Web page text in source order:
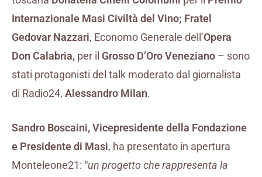
Internazionale Masi Civiltà del Vino; Fratel
Gedovar Nazzari, Economo Generale dell’Opera
Don Calabria, per il Grosso D’Oro Veneziano – sono
stati protagonisti del talk moderato dal giornalista
di Radio24, Alessandro Milan.
Sandro Boscaini, Vicepresidente della Fondazione
e Presidente di Masi, ha presentato in apertura
Monteleone21: “un progetto che rappresenta la